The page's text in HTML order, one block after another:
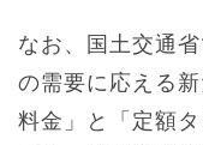
なお、国土交通
の需要に応える
料金」と「定額